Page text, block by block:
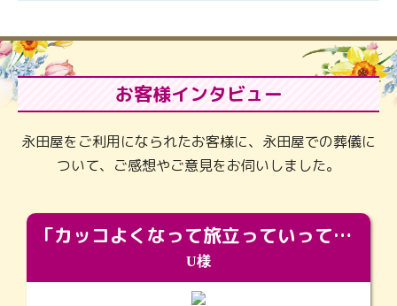
お客様インタビュー
永田屋をご利用になられたお客様に、永田屋での葬儀に
ついて、ご感想やご意見をお伺いしました。
「カッコよくなって旅立っていってくれました（笑）もっとカッコいいって言ってあげればよかったな」
U様